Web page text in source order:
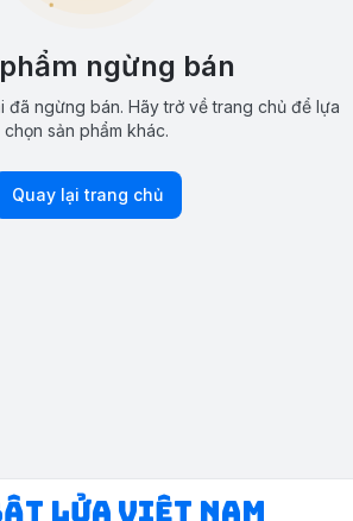
ngừng bán
đã ngừng bán. Hãy trở về trang chủ để lựa
chọn sản phẩm khác.
Quay lại trang chủ
Lửa Việt Nam